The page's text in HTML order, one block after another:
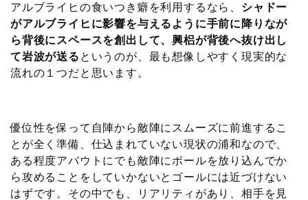
アルブライヒの食いつき癖を利用するなら、 シャドー
がアルブライヒに影響を与えるように手前に降りなが
ら背後にスペースを創出して、興梠が背後へ抜け出し
て岩波が送る というのが、最も想像しやすく現実的な
流れの１つだと思います。
優位性を保って自陣から敵陣にスムーズに前進するこ
とが全く準備、仕込まれていない現状の浦和なので、
ある程度アバウトにでも敵陣にボールを放り込んでか
ら攻めることをしていかないとゴールには近づけない
はずです。その中でも、リアリティがあり、相手を見